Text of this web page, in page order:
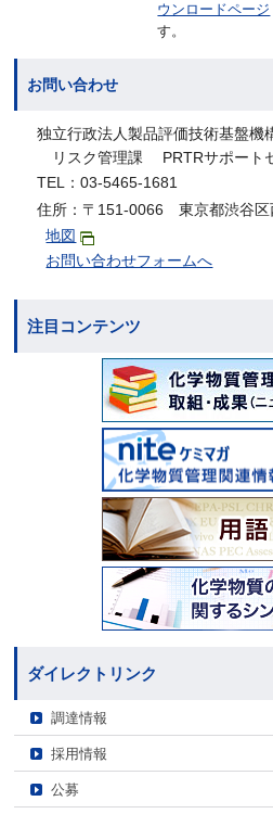
ウンロードページ
す。
お問い合わせ
独立行政法人製品評価技術基盤
リスク管理課 PRTRサポート
TEL：03-5465-1681
住所：〒151-0066 東京都渋谷
地図
お問い合わせフォームへ
注目コンテンツ
ダイレクトリンク
調達情報
採用情報
公募